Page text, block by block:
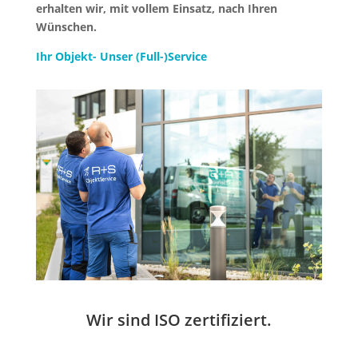
erhalten wir, mit vollem Einsatz, nach Ihren
Wünschen.
Ihr Objekt- Unser (Full-)Service
Wir sind ISO zertifiziert.